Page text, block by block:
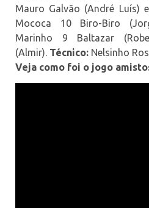
Mauro Galvão (André Luís)
Mococa 10 Biro-Biro
Marinho 9 Baltazar
(Almir). Técnico: Nelsinho
Veja como foi o jogo